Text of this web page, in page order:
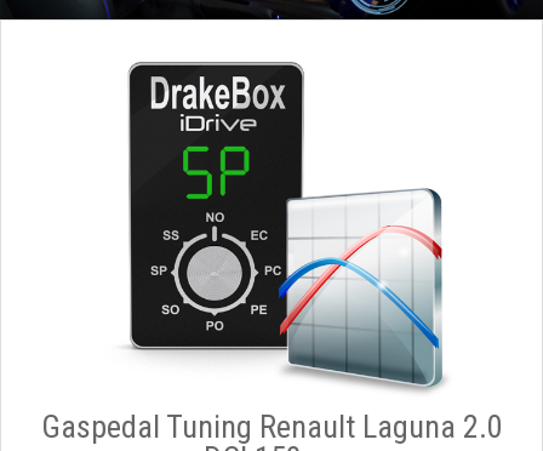
Gaspedal Tuning Renault Laguna 2.0